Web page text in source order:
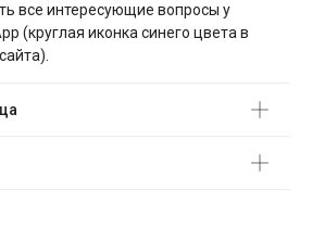
все интересующие вопросы у
(круглая иконка синего цвета в